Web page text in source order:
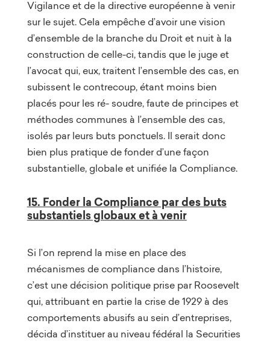
Vigilance et de la directive européenne à venir
sur le sujet. Cela empêche d’avoir une vision
d’ensemble de la branche du Droit et nuit à la
construction de celle-ci, tandis que le juge et
l’avocat qui, eux, traitent l’ensemble des cas, en
subissent le contrecoup, étant moins bien
placés pour les ré- soudre, faute de principes et
méthodes communes à l’ensemble des cas,
isolés par leurs buts ponctuels. Il serait donc
bien plus pratique de fonder d’une façon
substantielle, globale et unifiée la Compliance.
15. Fonder la Compliance par des buts
substantiels globaux et à venir
Si l’on reprend la mise en place des
mécanismes de compliance dans l’histoire,
c’est une décision politique prise par Roosevelt
qui, attribuant en partie la crise de 1929 à des
comportements abusifs au sein d’entreprises,
décida d’instituer au niveau fédéral la Securities